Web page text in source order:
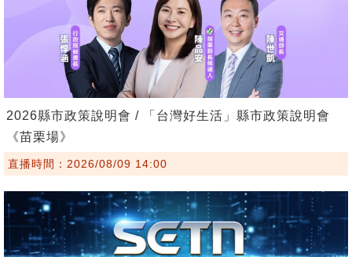
2026縣市政策說明會 / 「台灣好生活」縣市政策說明會
《苗栗場》
直播時間：2026/08/09 14:00